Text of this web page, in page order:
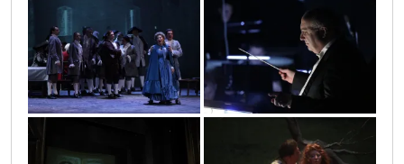
0o3a3720 0o3a3906